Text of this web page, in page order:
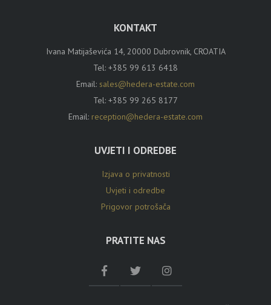
KONTAKT
Ivana Matijaševića 14, 20000 Dubrovnik, CROATIA
Tel: +385 99 613 6418
Email: sales@hedera-estate.com
Tel: +385 99 265 8177
Email: reception@hedera-estate.com
UVJETI I ODREDBE
Izjava o privatnosti
Uvjeti i odredbe
Prigovor potrošača
PRATITE NAS